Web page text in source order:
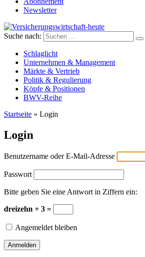
Newsletter
Versicherungswirtschaft-heute
Suche nach:
Schlaglicht
Unternehmen & Management
Märkte & Vertrieb
Politik & Regulierung
Köpfe & Positionen
BWV-Reihe
Startseite » Login
Login
Benutzername oder E-Mail-Adresse
Passwort
Bitte geben Sie eine Antwort in Ziffern ein:
dreizehn + 3 =
Angemeldet bleiben